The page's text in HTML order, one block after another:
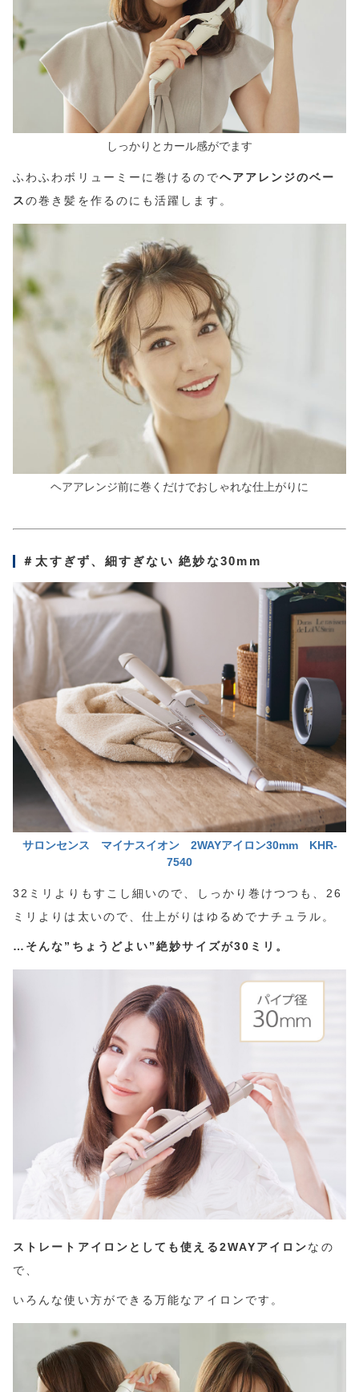
しっかりとカール感がでます
ふわふわボリューミーに巻けるのでヘアアレンジのベー
スの巻き髪を作るのにも活躍します。
ヘアアレンジ前に巻くだけでおしゃれな仕上がりに
＃太すぎず、細すぎない 絶妙な30mm
サロンセンス
マイナスイオン 2WAYアイロン30mm KHR-
7540
32ミリよりもすこし細いので、しっかり巻けつつも、26
ミリよりは太いので、仕上がりはゆるめでナチュラル。
…そんな”ちょうどよい”絶妙サイズが30ミリ。
ストレートアイロンとしても使える2WAYアイロンなの
で、
いろんな使い方ができる万能なアイロンです。